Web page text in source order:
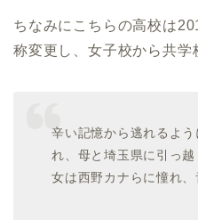
ちなみにこちらの高校は
称変更し、女子校から共学
辛い記憶から逃れるよ
れ、母と埼玉県に引っ
女は西野カナらに憧れ、